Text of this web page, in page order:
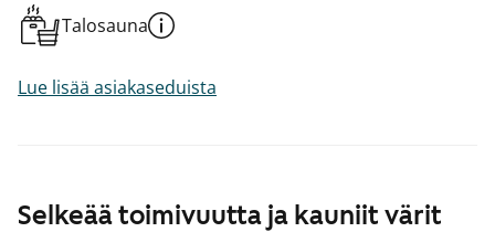
Selkeää toimivuutta ja kauniit värit
Talosauna
Lue lisää asiakaseduista